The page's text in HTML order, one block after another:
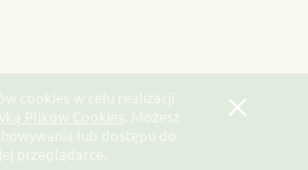
cookies w celu realizacji
Plików Cookies . Możesz
lub dostępu do
przeglądarce.